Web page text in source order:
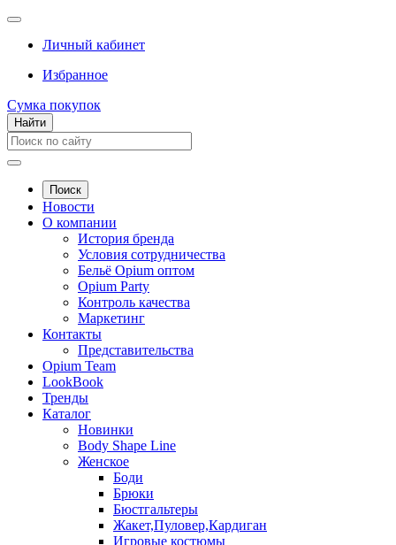
Личный кабинет
Избранное
Сумка покупок
Найти
Поиск
Новости
О компании
История бренда
Условия сотрудничества
Бельё Opium оптом
Opium Party
Контроль качества
Маркетинг
Контакты
Представительства
Opium Team
LookBook
Тренды
Каталог
Новинки
Body Shape Line
Женское
Боди
Брюки
Бюстгальтеры
Жакет,Пуловер,Кардиган
Игровые костюмы